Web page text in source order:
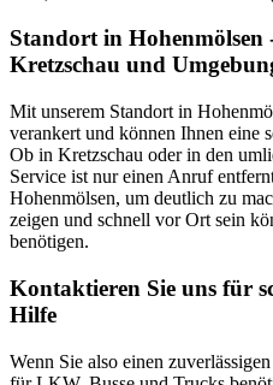
Standort in Hohenmölsen
Kretzschau und
Mit unserem Standort in
verankert und können Ihnen eine
Ob in Kretzschau oder in den
Service ist nur einen Anruf
Hohenmölsen, um deutlich zu
zeigen und schnell vor Ort sein
benötigen.
Kontaktieren Sie uns für
Hilfe
Wenn Sie also einen